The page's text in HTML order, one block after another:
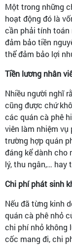
Một trong những
hoạt động đó là
cần phải tính toán
đảm bảo tiền
thể đảm bảo lợi
Tiền lương nhân
Nhiều người nghĩ
cũng được chứ
các quán cà phê
viên làm nhiệm vụ
trường hợp quán
đáng kể dành cho
lý, thu ngân,… hay
Chi phí phát sinh
Nếu đã từng kinh
quán cà phê nhỏ
chi phí nhỏ không
cốc mang đi, chi